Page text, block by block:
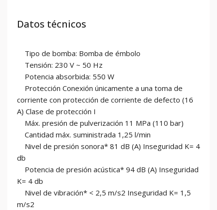
Datos técnicos
Tipo de bomba: Bomba de émbolo
Tensión: 230 V ~ 50 Hz
Potencia absorbida: 550 W
Protección Conexión únicamente a una toma de
corriente con protección de corriente de defecto (16
A) Clase de protección I
Máx. presión de pulverización 11 MPa (110 bar)
Cantidad máx. suministrada 1,25 l/min
Nivel de presión sonora* 81 dB (A) Inseguridad K= 4
db
Potencia de presión acústica* 94 dB (A) Inseguridad
K= 4 db
Nivel de vibración* < 2,5 m/s2 Inseguridad K= 1,5
m/s2